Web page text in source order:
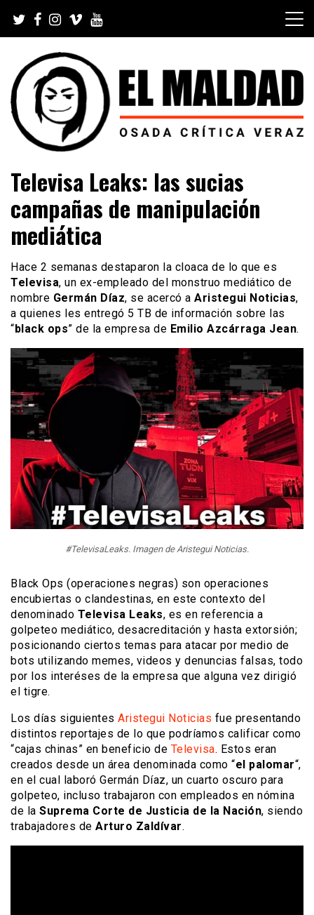
content
El Maldad
Viral y Youtube
Televisa Leaks: las sucias
campañas de manipulación
mediática
Hace 2 semanas destaparon la cloaca de lo que es
Televisa, un ex-empleado del monstruo mediático de
nombre Germán Díaz, se acercó a Aristegui Noticias,
a quienes les entregó 5 TB de información sobre las
“black ops” de la empresa de Emilio Azcárraga Jean.
#TelevisaLeaks. Imagen de Aristegui Noticias.
Black Ops (operaciones negras) son operaciones
encubiertas o clandestinas, en este contexto del
denominado Televisa Leaks, es en referencia a
golpeteo mediático, desacreditación y hasta extorsión;
posicionando ciertos temas para atacar por medio de
bots utilizando memes, videos y denuncias falsas, todo
por los interéses de la empresa que alguna vez dirigió
el tigre.
Los días siguientes Aristegui Noticias fue presentando
distintos reportajes de lo que podríamos calificar como
“cajas chinas” en beneficio de Televisa. Estos eran
creados desde un área denominada como “el palomar“,
en el cual laboró Germán Díaz, un cuarto oscuro para
golpeteo, incluso trabajaron con empleados en nómina
de la Suprema Corte de Justicia de la Nación, siendo
trabajadores de Arturo Zaldívar.